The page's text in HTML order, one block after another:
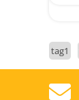
tag1